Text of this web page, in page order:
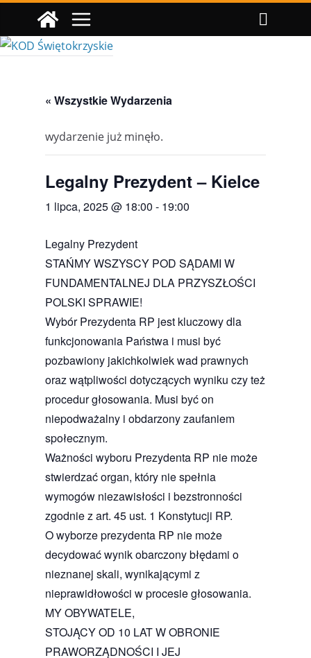
treści
« Wszystkie Wydarzenia
wydarzenie już minęło.
Legalny Prezydent – Kielce
1 lipca, 2025 @ 18:00 - 19:00
Legalny Prezydent
STAŃMY WSZYSCY POD SĄDAMI W
FUNDAMENTALNEJ DLA PRZYSZŁOŚCI
POLSKI SPRAWIE!
Wybór Prezydenta RP jest kluczowy dla
funkcjonowania Państwa i musi być
pozbawiony jakichkolwiek wad prawnych
oraz wątpliwości dotyczących wyniku czy też
procedur głosowania. Musi być on
niepodważalny i obdarzony zaufaniem
społecznym.
Ważności wyboru Prezydenta RP nie może
stwierdzać organ, który nie spełnia
wymogów niezawisłości i bezstronności
zgodnie z art. 45 ust. 1 Konstytucji RP.
O wyborze prezydenta RP nie może
decydować wynik obarczony błędami o
nieznanej skali, wynikającymi z
nieprawidłowości w procesie głosowania.
MY OBYWATELE,
STOJĄCY OD 10 LAT W OBRONIE
PRAWORZĄDNOŚCI I JEJ